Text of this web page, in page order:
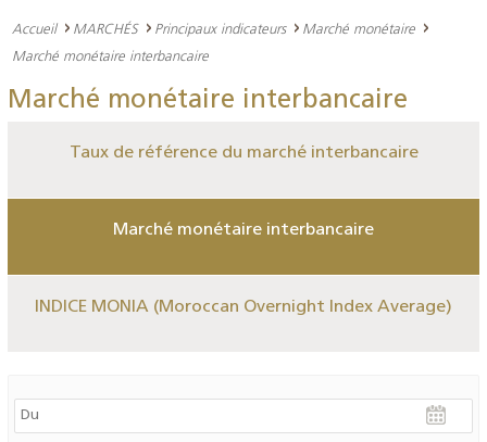
Accueil MARCHÉS Principaux indicateurs
Marché monétaire
Marché monétaire interbancaire
Marché monétaire interbancaire
Taux de référence du marché interbancaire
Marché monétaire interbancaire
INDICE MONIA (Moroccan Overnight Index Average)